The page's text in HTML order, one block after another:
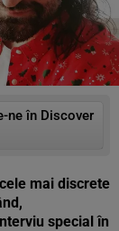
ne în Discover
mai discrete
special în